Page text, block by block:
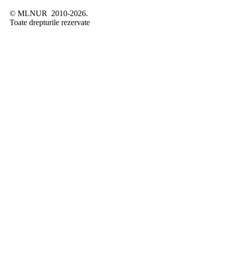
© MLNUR 2010-2026.
Toate drepturile rezervate